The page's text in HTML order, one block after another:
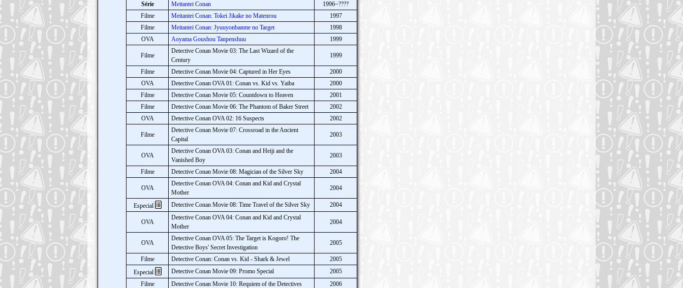
Série Meitantei Conan
1996~????
Filme
Meitantei Conan: Tokei Jikake no Matenrou
1997
Filme
Meitantei Conan: Jyuuyonbanme no Target
1998
OVA
Aoyama Goushou Tanpenshuu 1999
Filme
Detective Conan Movie 03: The Last Wizard of the
Century
1999
Filme Detective Conan Movie 04: Captured in Her Eyes
2000
OVA
Detective Conan OVA 01: Conan vs. Kid vs. Yaiba
2000
Filme
Detective Conan Movie 05: Countdown to Heaven
2001
Filme
Detective Conan Movie 06: The Phantom of Baker Street
2002
OVA
Detective Conan OVA 02: 16 Suspects 2002
Filme
Detective Conan Movie 07: Crossroad in the Ancient
Capital
2003
OVA
Detective Conan OVA 03: Conan and Heiji and the
Vanished Boy
2003
Filme Detective Conan Movie 08: Magician of the Silver Sky 2004
OVA
Detective Conan OVA 04: Conan and Kid and Crystal
Mother
2004
Especial Detective Conan Movie 08: Time Travel of the Silver Sky 2004
OVA
Detective Conan OVA 04: Conan and Kid and Crystal
Mother
2004
OVA
Detective Conan OVA 05: The Target is Kogoro! The
Detective Boys' Secret Investigation
2005
Filme Detective Conan: Conan vs. Kid - Shark & Jewel
2005
Especial
Detective Conan Movie 09: Promo Special
2005
Filme
Detective Conan Movie 10: Requiem of the Detectives 2006